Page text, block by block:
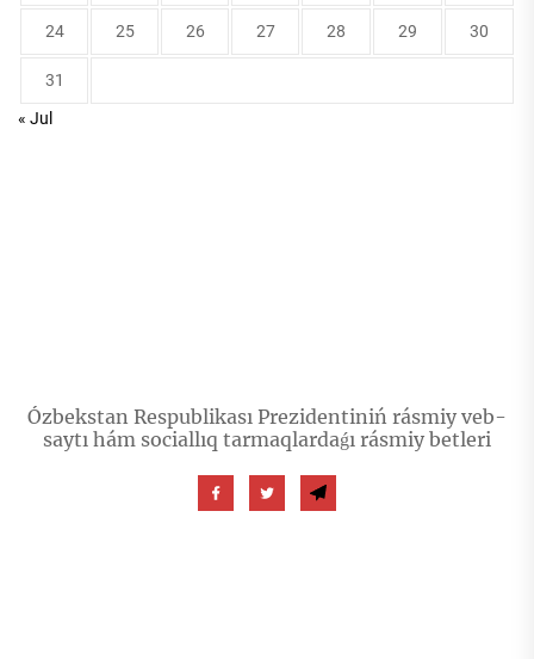
24 25 26 27 28 29 30
31
« Jul
Ózbekstan Respublikası Prezidentiniń rásmiy veb-
saytı hám sociallıq tarmaqlardaǵı rásmiy betleri